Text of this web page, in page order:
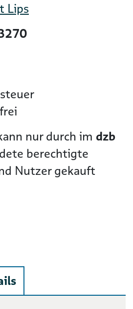
Lips
nur durch im dzb
berechtigte
Nutzer gekauft